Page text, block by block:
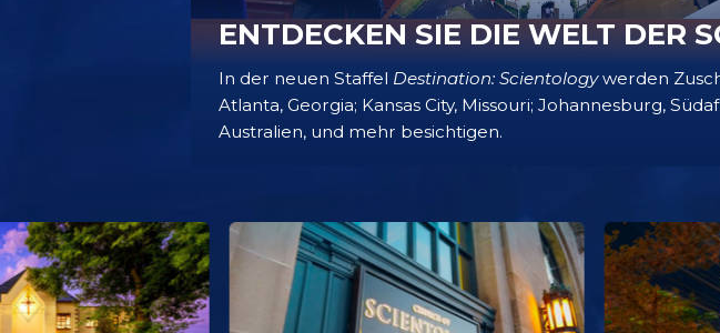
ENTDECKEN SIE DIE WELT DER
In der neuen Staffel Destination: Scientologywerden
Atlanta, Georgia; Kansas City, Missouri; Johannesburg,
Australien, und mehr besichtigen.